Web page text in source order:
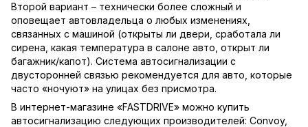
Второй вариант – технически более сложный и
оповещает автовладельца о любых изменениях,
связанных с машиной (открыты ли двери, сработала ли
сирена, какая температура в салоне авто, открыт ли
багажник/капот). Система автосигнализации с
двусторонней связью рекомендуется для авто, которые
часто «ночуют» на улицах без присмотра.
В интернет-магазине «FASTDRIVE» можно купить
автосигнализацию следующих производителей: Convoy,